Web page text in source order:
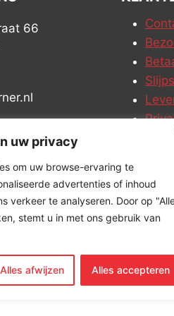
uw privacy
om uw browse-ervaring te
advertenties of inhoud
verkeer te analyseren. Door op
stemt u in met ons gebruik van
Alles afwijzen Alles accepteren
66